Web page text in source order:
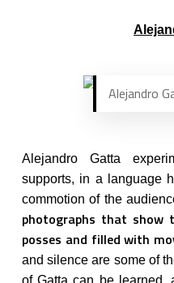
Alejandro
Alejandro Gatta
supports, in a language
commotion of the
photographs that show
posses and filled with
and silence are some of
of Gatta can be learned,